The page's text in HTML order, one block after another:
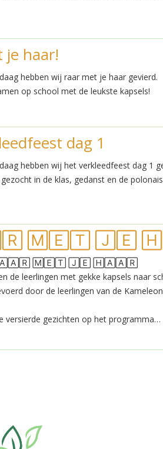
je haar!
hebben wij raar met je haar gevierd.
op school met de leukste kapsels!
dag 1
hebben wij het verkleedfeest dag 1
in de klas, gedanst en de
🄼🄴🅃 🄹🄴
🄼🄴🅃 🄹🄴 🄷🄰🄰🅁
de leerlingen met gekke kapsels naar
door de leerlingen van de
versierde gezichten op het programma…